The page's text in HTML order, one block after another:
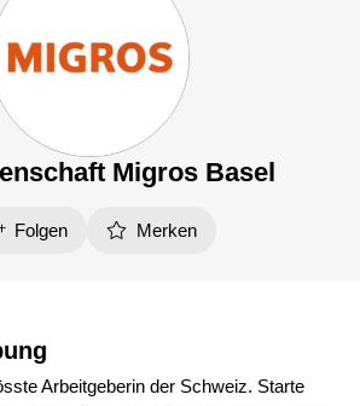
Migros Basel
Folgen Merken
Arbeitgeberin der Schweiz. Starte